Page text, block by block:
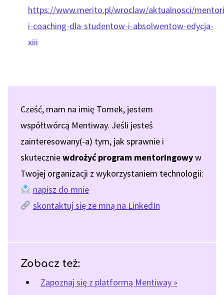
https://www.merito.pl/wroclaw/aktualnosci/
i-coaching-dla-studentow-i-absolwentow-edycja-
xiii
Cześć, mam na imię Tomek, jestem
współtwórcą Mentiway. Jeśli jesteś
zainteresowany(-a) tym, jak sprawnie i
skuteczniewdrożyć program mentoringowyw
Twojej organizacji z wykorzystaniem technologii:
napisz do mnie
skontaktuj się ze mną na LinkedIn
Zobacz też:
Zapoznaj się z platformą Mentiway »